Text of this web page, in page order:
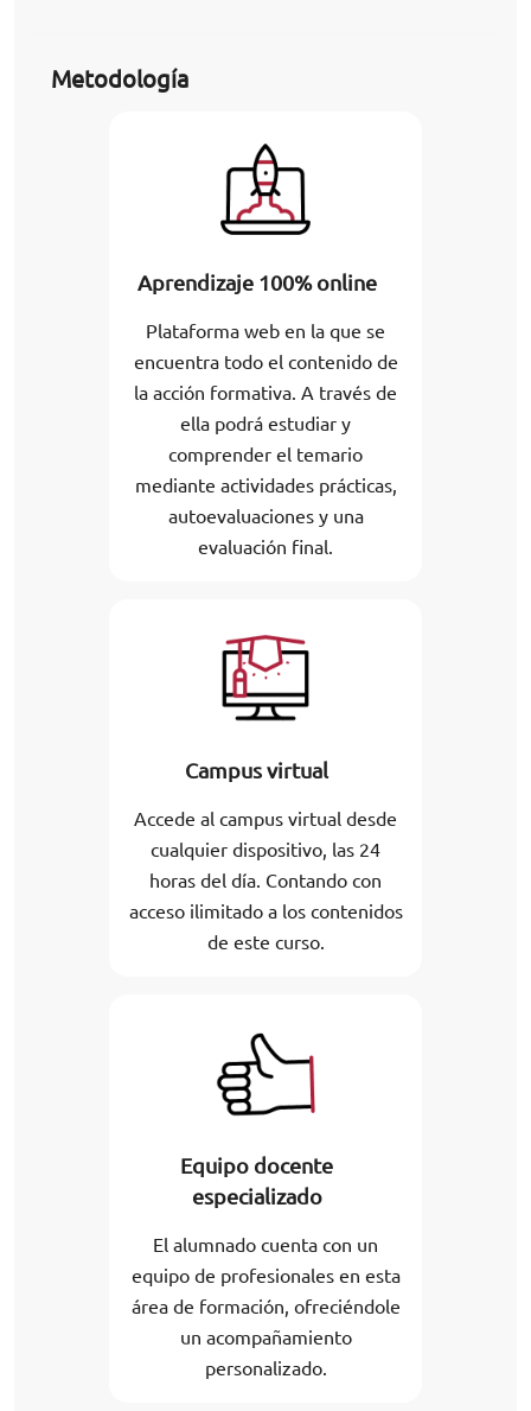
Metodología
Aprendizaje 100% online
Plataforma web en la que se
encuentra todo el contenido de
la acción formativa. A través de
ella podrá estudiar y
comprender el temario
mediante actividades prácticas,
autoevaluaciones y una
evaluación final.
Campus virtual
Accede al campus virtual desde
cualquier dispositivo, las 24
horas del día. Contando con
acceso ilimitado a los contenidos
de este curso.
Equipo docente
especializado
El alumnado cuenta con un
equipo de profesionales en esta
área de formación, ofreciéndole
un acompañamiento
personalizado.